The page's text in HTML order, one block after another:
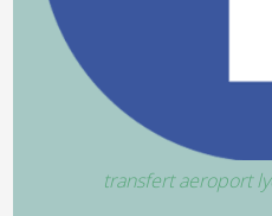
transfert aeroport